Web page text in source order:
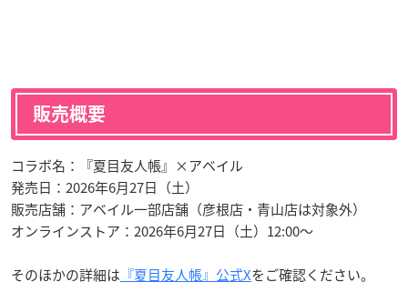
販売概要
コラボ名：『夏目友人帳』×アベイル
発売日：2026年6月27日（土）
販売店舗：アベイル一部店舗（彦根店・青山店は対象外）
オンラインストア：2026年6月27日（土）12:00〜
そのほかの詳細は 『夏目友人帳』公式Xをご確認ください。